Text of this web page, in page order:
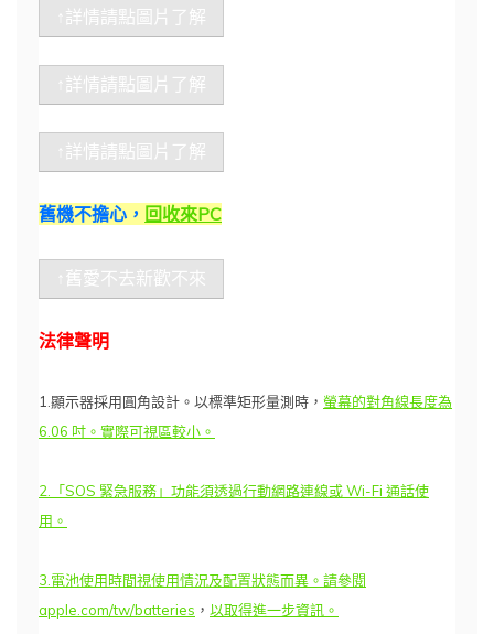
↑詳情請點圖片了解
↑詳情請點圖片了解
↑詳情請點圖片了解
舊機不擔心， 回收來PC
↑舊愛不去新歡不來
法律聲明
1.顯示器採用圓角設計。以標準矩形量測時， 螢幕的對角線長度為
6.06 吋。實際可視區較小。
2.「SOS 緊急服務」功能須透過行動網路連線或 Wi-Fi 通話使
用。
3.電池使用時間視使用情況及配置狀態而異。請參閱
apple.com/tw/batteries ， 以取得進一步資訊。